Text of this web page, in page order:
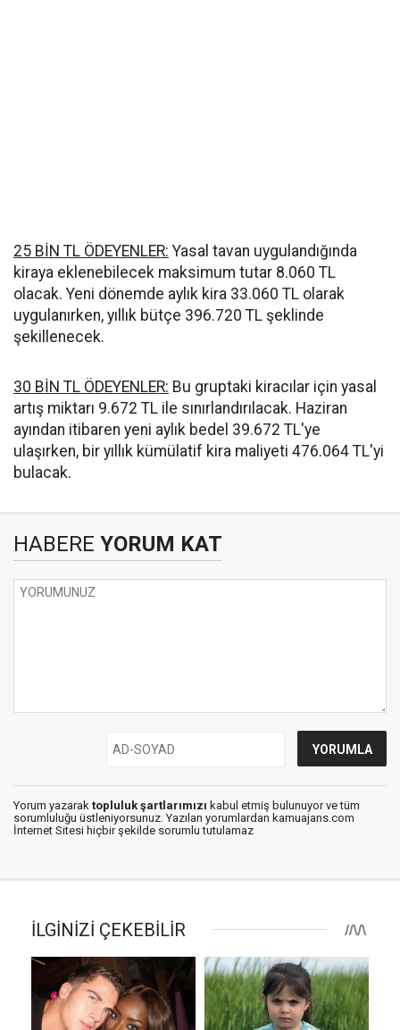
25 BİN TL ÖDEYENLER: Yasal tavan uygulandığında
kiraya eklenebilecek maksimum tutar 8.060 TL
olacak. Yeni dönemde aylık kira 33.060 TL olarak
uygulanırken, yıllık bütçe 396.720 TL şeklinde
şekillenecek.
30 BİN TL ÖDEYENLER: Bu gruptaki kiracılar için yasal
artış miktarı 9.672 TL ile sınırlandırılacak. Haziran
ayından itibaren yeni aylık bedel 39.672 TL'ye
ulaşırken, bir yıllık kümülatif kira maliyeti 476.064 TL'yi
bulacak.
HABERE YORUM KAT
Yorum yazarak topluluk şartlarımızı kabul etmiş bulunuyor ve tüm
sorumluluğu üstleniyorsunuz. Yazılan yorumlardan kamuajans.com
İnternet Sitesi hiçbir şekilde sorumlu tutulamaz